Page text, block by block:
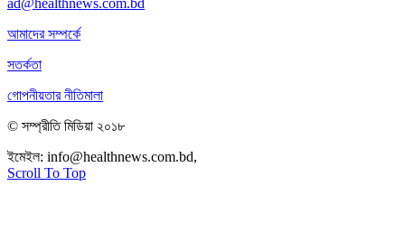
ad@healthnews.com.bd
আমাদের সম্পর্কে
সতর্কতা
গোপনীয়তার নীতিমালা
© সম্প্রীতি মিডিয়া ২০১৮
ইমেইল: info@healthnews.com.bd,
Scroll To Top